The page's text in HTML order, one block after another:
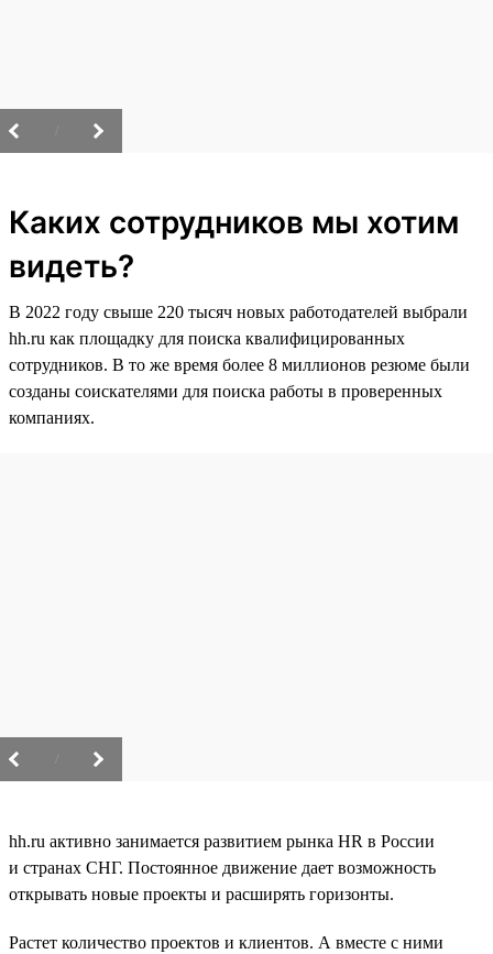
Каких сотрудников мы хотим
видеть?
В 2022 году свыше 220 тысяч новых работодателей выбрали
hh.ru как площадку для поиска квалифицированных
сотрудников. В то же время более 8 миллионов резюме были
созданы соискателями для поиска работы в проверенных
компаниях.
hh.ru активно занимается развитием рынка HR в России
и странах СНГ. Постоянное движение дает возможность
открывать новые проекты и расширять горизонты.
Растет количество проектов и клиентов. А вместе с ними